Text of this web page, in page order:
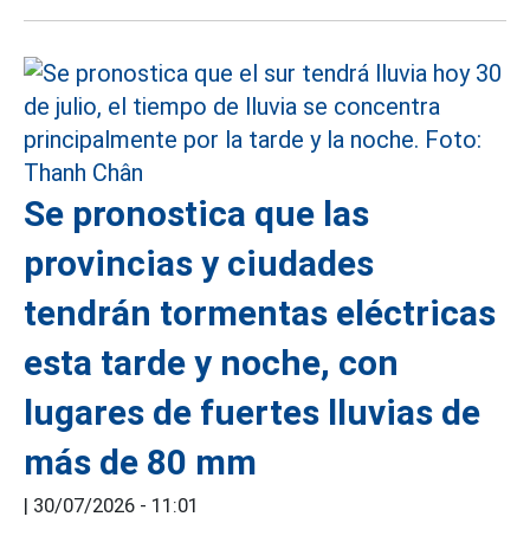
Se pronostica que las
provincias y ciudades
tendrán tormentas eléctricas
esta tarde y noche, con
lugares de fuertes lluvias de
más de 80 mm
| 30/07/2026 - 11:01